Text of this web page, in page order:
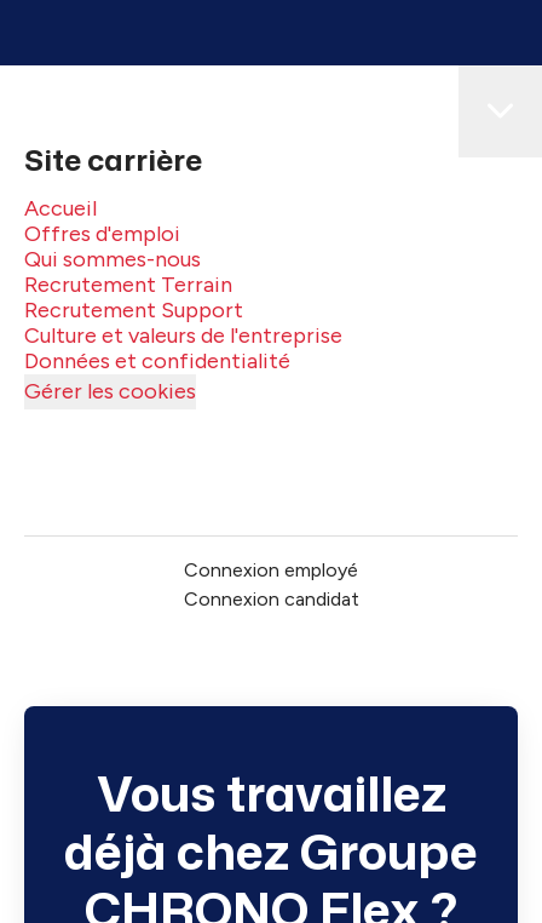
Site carrière
Accueil
Offres d'emploi
Qui sommes-nous
Recrutement Terrain
Recrutement Support
Culture et valeurs de l'entreprise
Données et confidentialité
Gérer les cookies
Connexion employé
Connexion candidat
Vous travaillez
déjà chez Groupe